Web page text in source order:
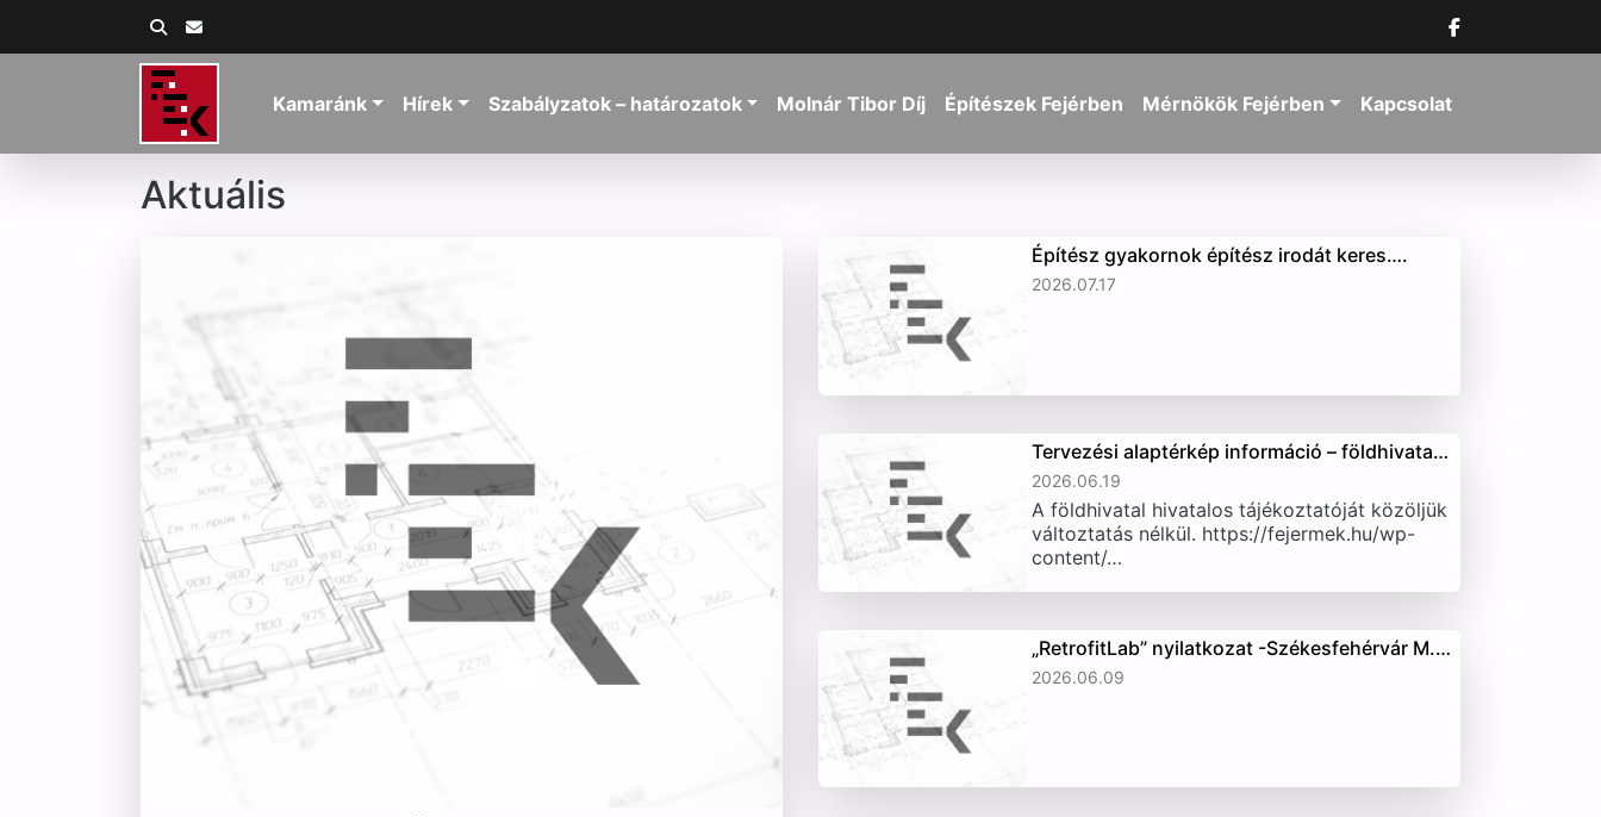
Kamaránk Hírek Szabályzatok – határozatok Molnár Tibor Díj Építészek Fejérben Mérnökök Fejérben Kapcsolat
Aktuális
Építész gyakornok építész irodát keres….
2026.07.17
Tervezési alaptérkép információ – földhivata…
2026.06.19
A földhivatal hivatalos tájékoztatóját közöljük
változtatás nélkül. https://fejermek.hu/wp-
content/…
„RetrofitLab” nyilatkozat -Székesfehérvár M.…
2026.06.09